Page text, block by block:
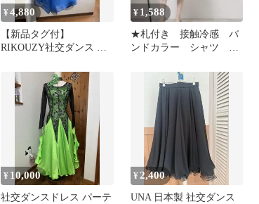
¥4,880
【新品タグ付】
RIKOUZY社交ダンス ワ
ンナー付き
¥ 1,588
★札付き 接触冷感 バ
ンドカラー シャツ ワ
¥ 10,000
社交ダンスドレス パーテ
¥ 2,400
UNA 日本製 社交ダンス